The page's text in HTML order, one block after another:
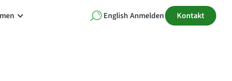
English Anmelden Kontakt